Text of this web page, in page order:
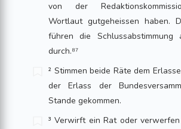
von der
Wortlaut gutgeheissen haben.
führen die Schlussabstimmung
durch.⁸⁷
² Stimmen beide Räte dem
der Erlass der
Stande gekommen.
³ Verwirft ein Rat oder